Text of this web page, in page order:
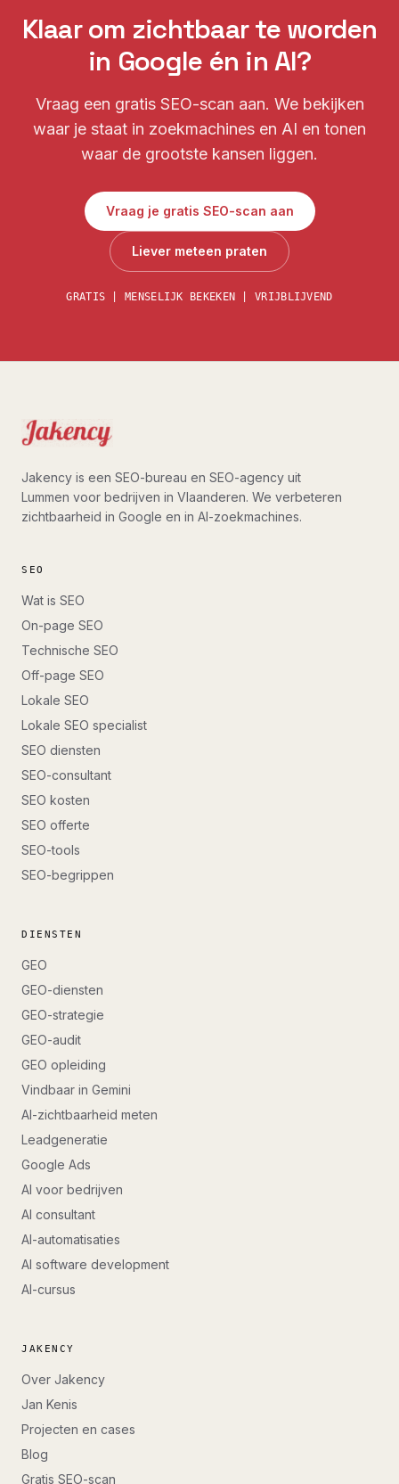
Klaar om zichtbaar te worden
in Google én in AI?
Vraag een gratis SEO-scan aan. We bekijken
waar je staat in zoekmachines en AI en tonen
waar de grootste kansen liggen.
Vraag je gratis SEO-scan aan
Liever meteen praten
GRATIS | MENSELIJK BEKEKEN | VRIJBLIJVEND
Jakency is een SEO-bureau en SEO-agency uit
Lummen voor bedrijven in Vlaanderen. We verbeteren
zichtbaarheid in Google en in AI-zoekmachines.
SEO
Wat is SEO
On-page SEO
Technische SEO
Off-page SEO
Lokale SEO
Lokale SEO specialist
SEO diensten
SEO-consultant
SEO kosten
SEO offerte
SEO-tools
SEO-begrippen
DIENSTEN
GEO
GEO-diensten
GEO-strategie
GEO-audit
GEO opleiding
Vindbaar in Gemini
AI-zichtbaarheid meten
Leadgeneratie
Google Ads
AI voor bedrijven
AI consultant
AI-automatisaties
AI software development
AI-cursus
JAKENCY
Over Jakency
Jan Kenis
Projecten en cases
Blog
Gratis SEO-scan